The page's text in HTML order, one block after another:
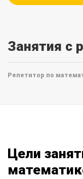
Занятия с
Репетитор по
Цели